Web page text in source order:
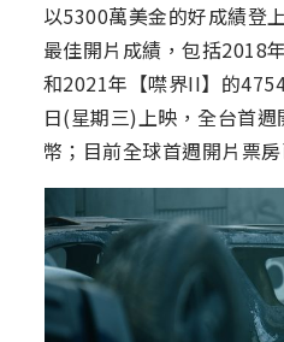
以5300萬美金的好成績登
最佳開片成績，包括2018
和2021年【噤界II】的
日(星期三)上映，全台首
幣；目前全球首週開片票